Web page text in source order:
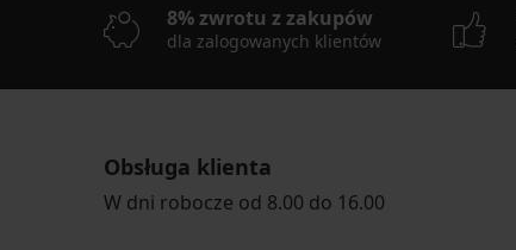
8% zwrotu z zakupów
dla zalogowanych klientów
Obsługa klienta
W dni robocze od 8.00 do 16.00